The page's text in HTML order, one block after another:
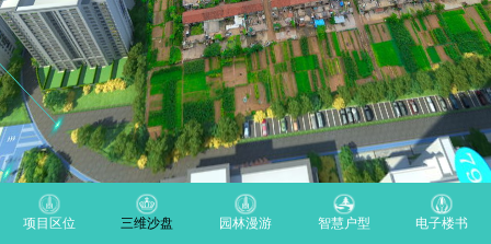
项目区位 三维沙盘 园林漫游 智慧户型 电子楼书